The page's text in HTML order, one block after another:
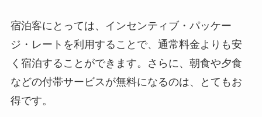
宿泊客にとっては、インセンティブ・パッケー
ジ・レートを利用することで、通常料金よりも安
く宿泊することができます。さらに、 朝食や夕食
などの付帯サービスが無料になるのは、とてもお
得です。